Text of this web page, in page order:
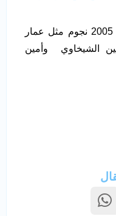
: تضمنت التشكيلة الذهبية لعام 2005 نجوم مثل عمار
الشيخاوي وأمين